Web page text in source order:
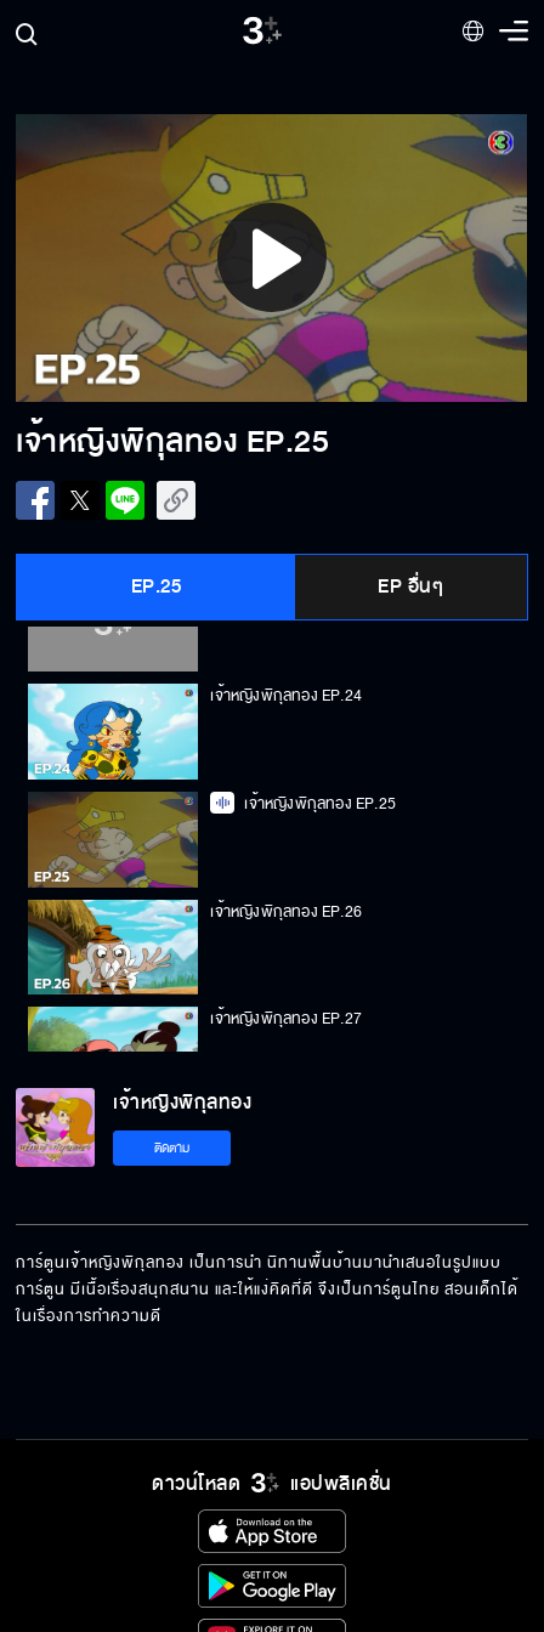
Play
Video
เจ้าหญิงพิกุลทอง EP.25
EP.25 EP อื่นๆ
เจ้าหญิงพิกุลทอง EP.18
เจ้าหญิงพิกุลทอง EP.19
เจ้าหญิงพิกุลทอง EP.20
เจ้าหญิงพิกุลทอง EP.21
เจ้าหญิงพิกุลทอง EP.24
เจ้าหญิงพิกุลทอง EP.25
เจ้าหญิงพิกุลทอง EP.26
เจ้าหญิงพิกุลทอง EP.27
เจ้าหญิงพิกุลทอง EP.28
เจ้าหญิงพิกุลทอง
ติดตาม
การ์ตูนเจ้าหญิงพิกุลทอง เป็นการนำ นิทานพื้นบ้านมานำเสนอในรูปแบบ
การ์ตูน มีเนื้อเรื่องสนุกสนาน และให้แง่คิดที่ดี จึงเป็นการ์ตูนไทย สอนเด็กได้
ในเรื่องการทำความดี
ดาวน์โหลด แอปพลิเคชั่น